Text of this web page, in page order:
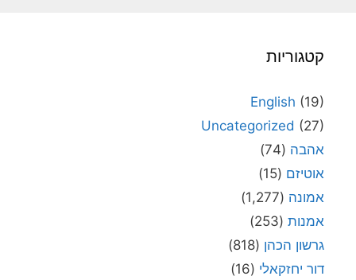
קטגוריות
English (19)
Uncategorized (27)
אהבה (74)
אוטיזם (15)
אמונה (1,277)
אמנות (253)
גרשון הכהן (818)
דור יחזקאלי (16)